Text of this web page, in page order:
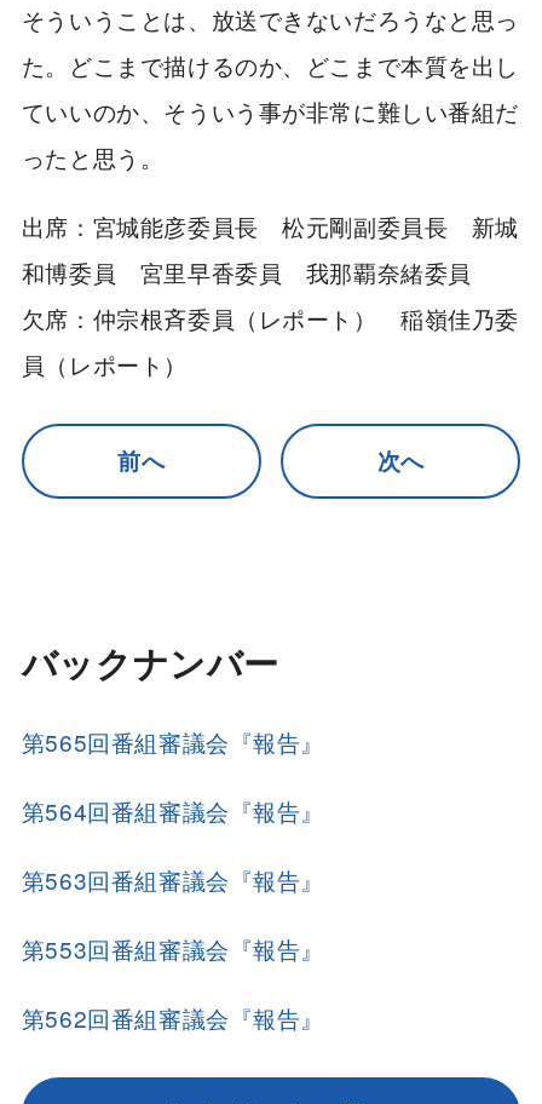
そういうことは、放送できないだろうなと思っ
た。どこまで描けるのか、どこまで本質を出し
ていいのか、そういう事が非常に難しい番組だ
ったと思う。
出席：宮城能彦委員長 松元剛副委員長 新城
和博委員 宮里早香委員 我那覇奈緒委員
欠席：仲宗根斉委員（レポート） 稲嶺佳乃委
員（レポート）
前へ 次へ
バックナンバー
第565回番組審議会『報告』
第564回番組審議会『報告』
第563回番組審議会『報告』
第553回番組審議会『報告』
第562回番組審議会『報告』